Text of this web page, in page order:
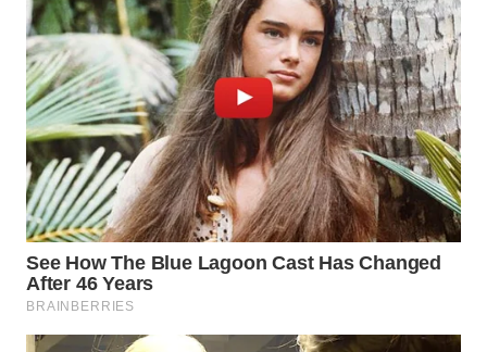
WN
KEPULAUAN
SERIBU
WN
TANGERANG
WN
BINJAI
WN
CIREBON